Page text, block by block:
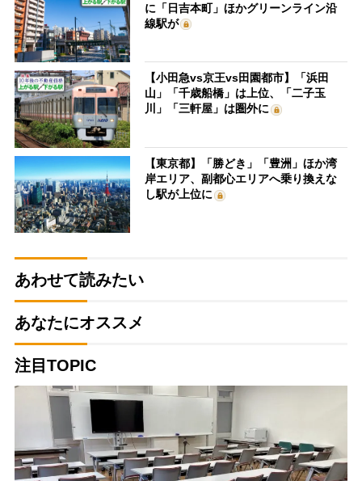
に「日吉本町」ほかグリーンライン沿
線駅が
【小田急vs京王vs田園都市】「浜田
山」「千歳船橋」は上位、「二子玉
川」「三軒屋」は圏外に
【東京都】「勝どき」「豊洲」ほか湾
岸エリア、副都心エリアへ乗り換えな
し駅が上位に
あわせて読みたい
あなたにオススメ
注目TOPIC